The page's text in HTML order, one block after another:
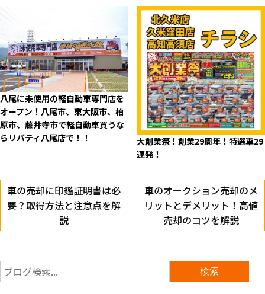
八尾に未使用の軽自動車専門店を
オープン！八尾市、東大阪市、柏
原市、藤井寺市で軽自動車買うな
らリバティ八尾店で！！
大創業祭！創業29周年！特選車29
連発！
車の売却に印鑑証明書は必
要？取得方法と注意点を解
説
車のオークション売却のメ
リットとデメリット！高値
売却のコツを解説